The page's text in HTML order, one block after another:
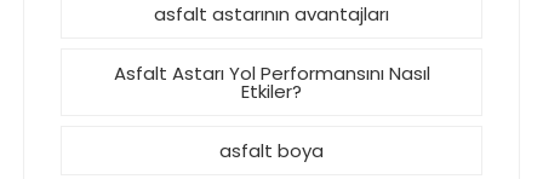
asfalt astarının avantajları
Asfalt Astarı Yol Performansını Nasıl
Etkiler?
asfalt boya